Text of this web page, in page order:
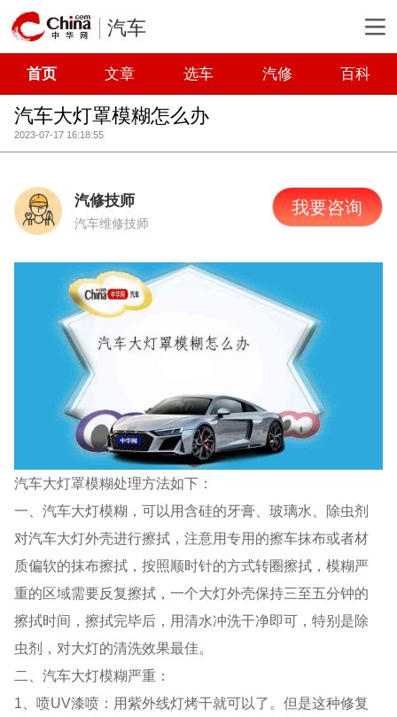
汽车
首页 文章 选车 汽修 百科
汽车大灯罩模糊怎么办
2023-07-17 16:18:55
汽修技师
汽车维修技师
我要咨询
汽车大灯罩模糊处理方法如下：
一、汽车大灯模糊，可以用含硅的牙膏、玻璃水、除虫剂
对汽车大灯外壳进行擦拭，注意用专用的擦车抹布或者材
质偏软的抹布擦拭，按照顺时针的方式转圈擦拭，模糊严
重的区域需要反复擦拭，一个大灯外壳保持三至五分钟的
擦拭时间，擦拭完毕后，用清水冲洗干净即可，特别是除
虫剂，对大灯的清洗效果最佳。
二、汽车大灯模糊严重：
1、喷UV漆喷：用紫外线灯烤干就可以了。但是这种修复